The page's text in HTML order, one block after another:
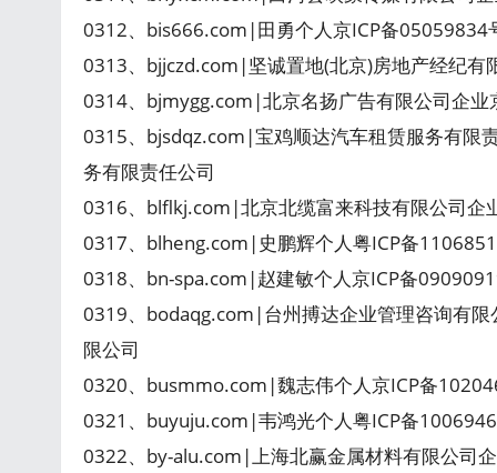
0312、bis666.com|田勇个人京ICP备
0313、bjjczd.com|坚诚置地(北京)房地产经纪有
0314、bjmygg.com|北京名扬广告有限公司企
0315、bjsdqz.com|宝鸡顺达汽车租赁服务有限
务有限责任公司
0316、blflkj.com|北京北缆富来科技有限公司企
0317、blheng.com|史鹏辉个人粤ICP备
0318、bn-spa.com|赵建敏个人京ICP备
0319、bodaqg.com|台州搏达企业管理咨询有
限公司
0320、busmmo.com|魏志伟个人京ICP备
0321、buyuju.com|韦鸿光个人粤ICP备
0322、by-alu.com|上海北赢金属材料有限公司